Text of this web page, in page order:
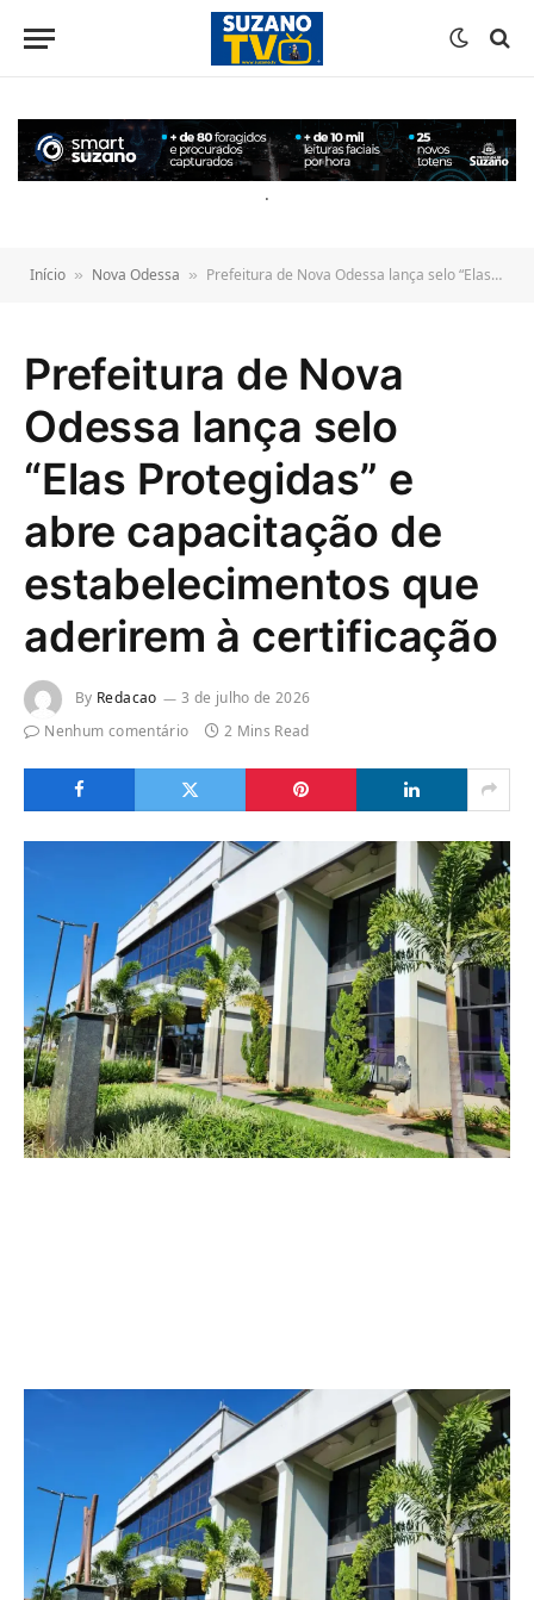
conteúdo
.
Início » Nova Odessa » Prefeitura de Nova Odessa lança selo “Elas Protegidas” e abre capacitação de estabelecimentos que aderirem à certificação
Prefeitura de Nova
Odessa lança selo
“Elas Protegidas” e
abre capacitação de
estabelecimentos que
aderirem à certificação
By Redacao
3 de julho de 2026
Nenhum comentário
2 Mins Read